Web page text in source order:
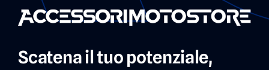
Scatena il tuo potenziale,